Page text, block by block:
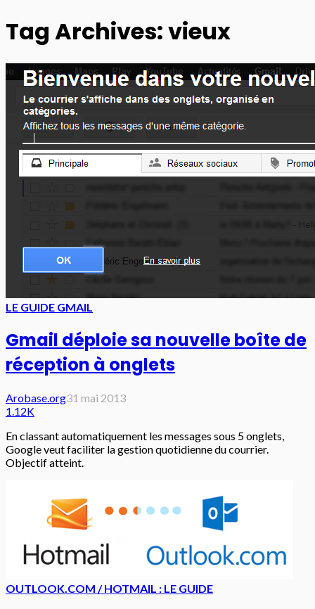
Tag Archives: vieux
LE GUIDE GMAIL
Gmail déploie sa nouvelle boîte de
réception à onglets
Arobase.org31 mai 2013
1.12K
En classant automatiquement les messages sous 5 onglets,
Google veut faciliter la gestion quotidienne du courrier.
Objectif atteint.
OUTLOOK.COM / HOTMAIL : LE GUIDE